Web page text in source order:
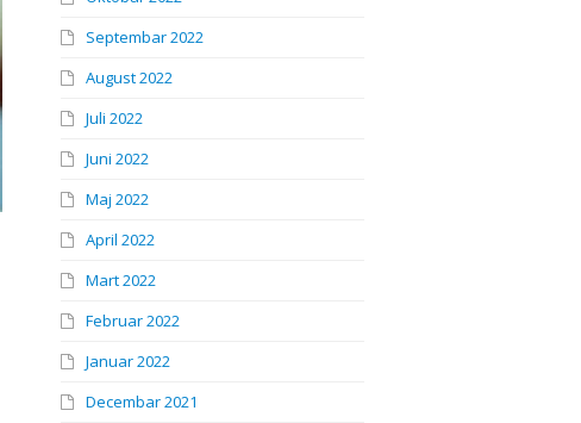
Septembar 2022
August 2022
Juli 2022
Juni 2022
Maj 2022
April 2022
Mart 2022
Februar 2022
Januar 2022
Decembar 2021